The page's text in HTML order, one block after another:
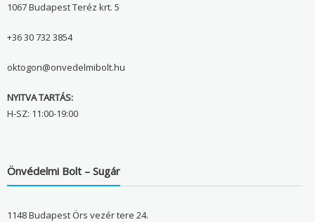
1067 Budapest Teréz krt. 5
+36 30 732 3854
oktogon@onvedelmibolt.hu
NYITVA TARTÁS:
H-SZ: 11:00-19:00
Önvédelmi Bolt – Sugár
1148 Budapest Örs vezér tere 24.